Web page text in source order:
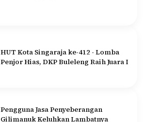
HUT Kota Singaraja ke-412 - Lomba
Penjor Hias, DKP Buleleng Raih Juara I
Pengguna Jasa Penyeberangan
Gilimanuk Keluhkan Lambatnya